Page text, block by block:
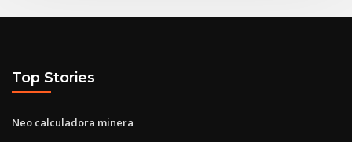
Top Stories
Neo calculadora minera